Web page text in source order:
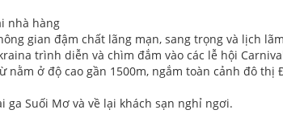
nhà hàng
gian đậm chất lãng mạn, sang trọng và lịch
trình diễn và chìm đắm vào các lễ hội
nằm ở độ cao gần 1500m, ngắm toàn cảnh đô
ga Suối Mơ và về lại khách sạn nghỉ ngơi.